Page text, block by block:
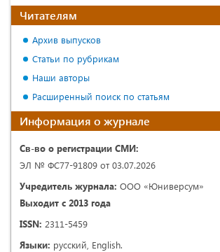
Читателям
Архив выпусков
Статьи по рубрикам
Наши авторы
Расширенный поиск по статьям
Информация о журнале
Св-во о регистрации СМИ:
ЭЛ № ФС77-91809 от 03.07.2026
Учредитель журнала: ООО «Юниверсум»
Выходит с 2013 года
ISSN: 2311-5459
Языки: русский, English.